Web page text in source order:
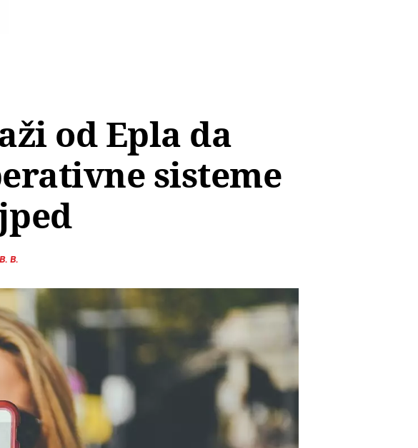
od Epla da
sisteme
B. B.